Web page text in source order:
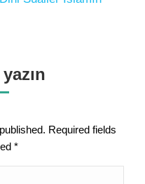
Required fields
*